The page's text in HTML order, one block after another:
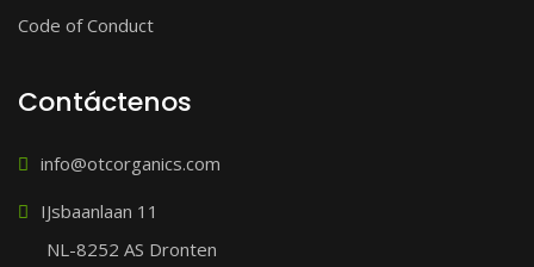
Code of Conduct
Contáctenos
info@otcorganics.com
IJsbaanlaan 11
NL-8252 AS Dronten